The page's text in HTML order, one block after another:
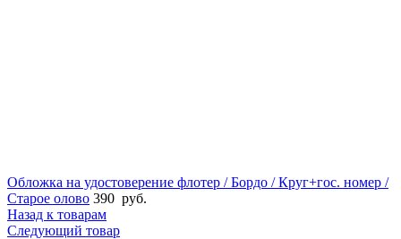
Обложка на удостоверение флотер / Бордо / Круг+гос. номер /
Старое олово 390 руб.
Назад к товарам
Следующий товар